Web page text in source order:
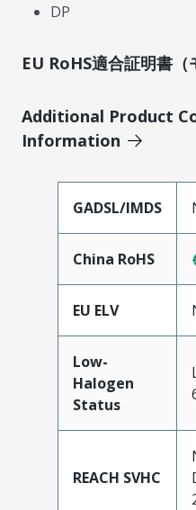
DP
EU RoHS適合証明書（
Additional Product
Information
GADSL/IMDS
China RoHS
EU ELV
Low-
Halogen
Status
REACH SVHC